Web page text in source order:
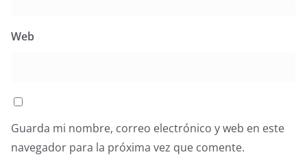
Web
Guarda mi nombre, correo electrónico y web en este
navegador para la próxima vez que comente.